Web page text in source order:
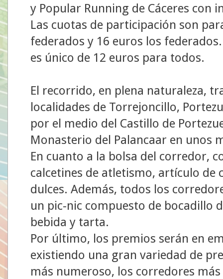
y Popular Running de Cáceres con
Las cuotas de participación son
federados y 16 euros los
es único de 12 euros para todos.
El recorrido, en plena naturaleza,
localidades de Torrejoncillo,
por el medio del Castillo de
Monasterio del Palancaar en unos
En cuanto a la bolsa del corredor,
calcetines de atletismo, artículo de
dulces. Además, todos los
un pic-nic compuesto de
bebida y tarta.
Por último, los premios serán en
existiendo una gran variedad de
más numeroso, los corredores